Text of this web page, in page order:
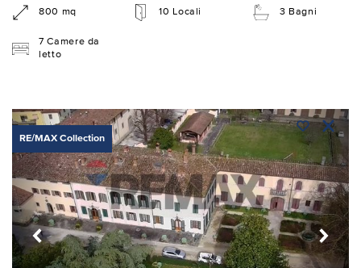
800 mq 10 Locali 3 Bagni
7 Camere da
letto
RE/MAX Collection